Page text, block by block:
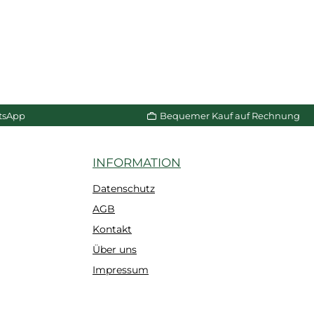
Bequemer Kauf auf Rechnung
INFORMATION
Datenschutz
AGB
Kontakt
Über uns
Impressum